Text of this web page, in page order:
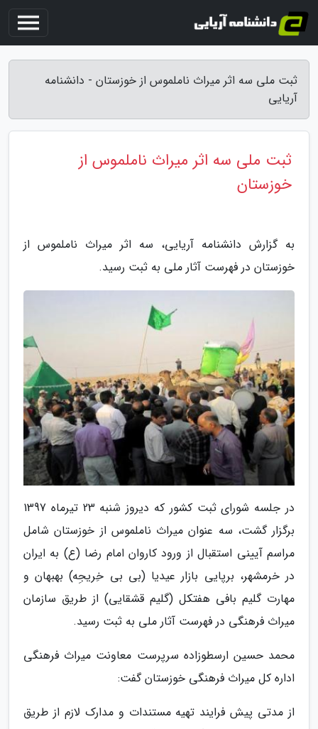
ثبت ملی سه اثر میراث ناملموس از خوزستان - دانشنامه
آریایی
ثبت ملی سه اثر میراث ناملموس از
خوزستان
به گزارش دانشنامه آریایی، سه اثر میراث ناملموس از
خوزستان در فهرست آثار ملی به ثبت رسید.
در جلسه شورای ثبت کشور که دیروز شنبه 23 تیرماه 1397
برگزار گشت، سه عنوان میراث ناملموس از خوزستان شامل
مراسم آیینی استقبال از ورود کاروان امام رضا (ع) به ایران
در خرمشهر، برپایی بازار عیدیا (بی­ بی خِریجِه) بهبهان و
مهارت گلیم ­بافی هفتکل (گلیم قشقایی) از طریق سازمان
میراث فرهنگی در فهرست آثار ملی به ثبت رسید.
محمد حسین ارسطوزاده سرپرست معاونت میراث فرهنگی
اداره کل میراث فرهنگی خوزستان گفت:
از مدتی پیش فرایند تهیه مستندات و مدارک لازم از طریق